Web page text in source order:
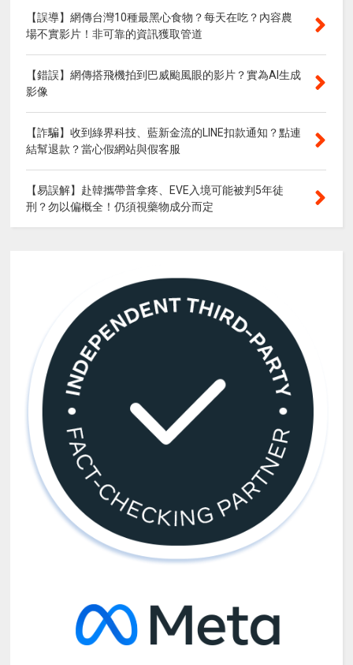
【誤導】網傳台灣10種最黑心食物？每天在吃？內容農
場不實影片！非可靠的資訊獲取管道
【錯誤】網傳搭飛機拍到巴威颱風眼的影片？實為AI生成
影像
【詐騙】收到綠界科技、藍新金流的LINE扣款通知？點連
結幫退款？當心假網站與假客服
【易誤解】赴韓攜帶普拿疼、EVE入境可能被判5年徒
刑？勿以偏概全！仍須視藥物成分而定